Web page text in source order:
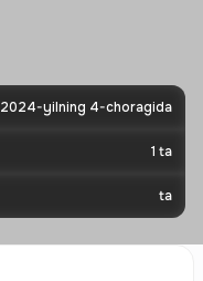
2024-yilning 4-choragida
1 ta
ta